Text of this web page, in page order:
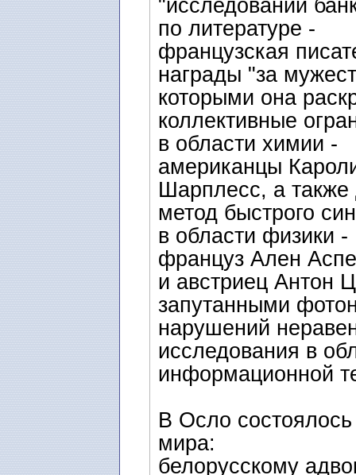
"исследовании
по литературе -
французская
награды "за
которыми она
коллективные
в области химии -
американцы
Шарплесс, а
метод быстрого
в области физики -
француз Ален
и австриец Антон
запутанными
нарушений
исследования в
информационной
В Осло
мира:
белорусскому